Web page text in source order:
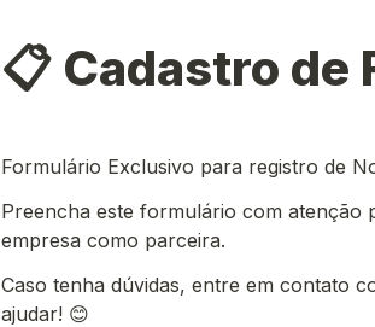
📋 Cadastro de
Formulário Exclusivo para registro de
Preencha este formulário com atenção
empresa como parceira.
Caso tenha dúvidas, entre em contato
ajudar! 😊